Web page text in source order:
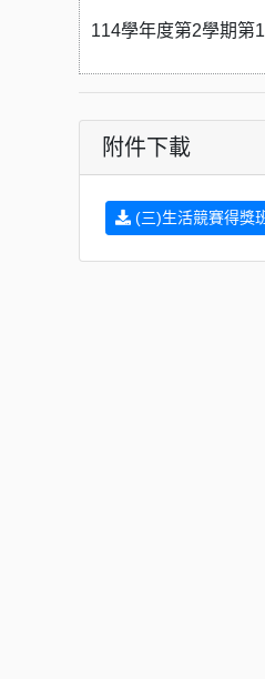
114學年度第2學期第
附件下載
(三)生活競賽得獎